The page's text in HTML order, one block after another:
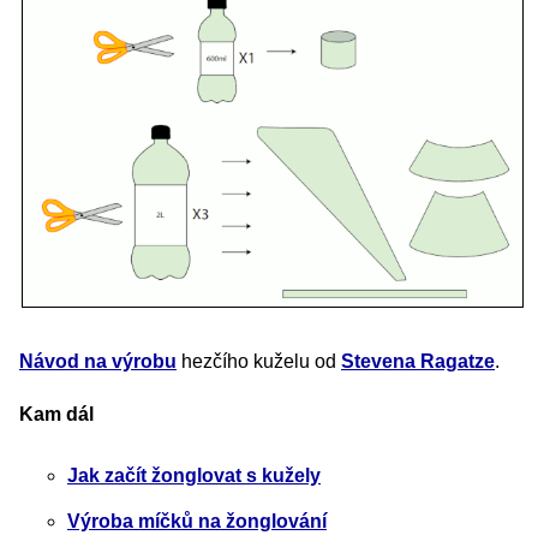
Návod na výrobu hezčího kuželu od Stevena Ragatze.
Kam dál
Jak začít žonglovat s kužely
Výroba míčků na žonglování